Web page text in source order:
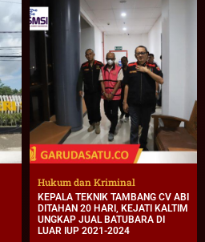
Hukum dan Kriminal
KEPALA TEKNIK TAMBANG CV ABI
DITAHAN 20 HARI, KEJATI KALTIM
UNGKAP JUAL BATUBARA DI
LUAR IUP 2021-2024